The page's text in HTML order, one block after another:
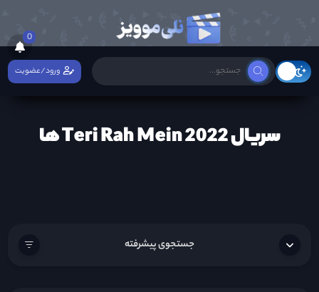
0
ورود/عضویت
سریال Teri Rah Mein 2022 ها
جستجوی پیشرفته